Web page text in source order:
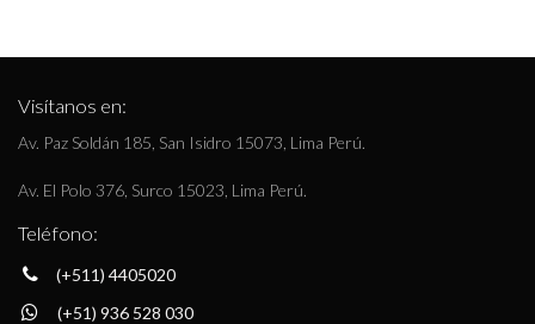
Visítanos en:
Av. Paz Soldán 185, San Isidro 15073, Lima Perú.
Av. El Polo 376, Surco 15023, Lima Perú.
Teléfono:
(+511) 4405020
(+51) 936 528 030